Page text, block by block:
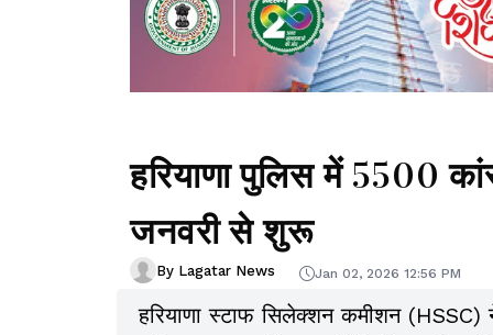
हरियाणा पुलिस में 5500
जनवरी से शुरू
By Lagatar News Jan 02, 2026 12:56 PM
हरियाणा स्टाफ सिलेक्शन कमीशन